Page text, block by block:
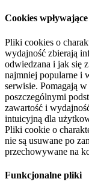
Cookies
Pliki cookies o
wydajność zbierają
odwiedzana i jak się
najmniej popularne i
serwisie. Pomagają
poszczególnymi
zawartość i
intuicyjną dla
Pliki cookie o
nie są usuwane po
przechowywane na
Funkcjonalne pliki